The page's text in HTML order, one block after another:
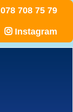
078 708 75 79
Instagram